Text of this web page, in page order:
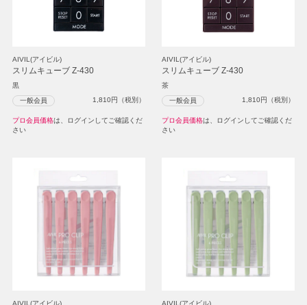
AIVIL(アイビル)
スリムキューブ Z-430
黒
一般会員 1,810円（税別）
プロ会員価格は、ログインしてご確認くだ
さい
AIVIL(アイビル)
スリムキューブ Z-430
茶
一般会員 1,810円（税別）
プロ会員価格は、ログインしてご確認くだ
さい